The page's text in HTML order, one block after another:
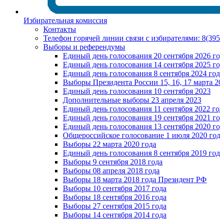
Избирательная комиссия
Контакты
Телефон горячей линии связи с избирателями:
Выборы и референдумы
Единый день голосования 20 сентября 2026
Единый день голосования 14 сентября 2025
Единый день голосования 8 сентября 2024
Выборы Президента России 15, 16, 17 марта
Единый день голосования 10 сентября 2023
Дополнительные выборы 23 апреля 2023
Единый день голосования 11 сентября 2022
Единый день голосования 19 сентября 2021
Единый день голосования 13 сентября 2020
Общероссийское голосование 1 июля 2020
Выборы 22 марта 2020 года
Единый день голосования 8 сентября 2019
Выборы 9 сентября 2018 года
Выборы 08 апреля 2018 года
Выборы 18 марта 2018 года Президент РФ
Выборы 10 сентября 2017 года
Выборы 18 сентября 2016 года
Выборы 27 сентября 2015 года
Выборы 14 сентября 2014 года